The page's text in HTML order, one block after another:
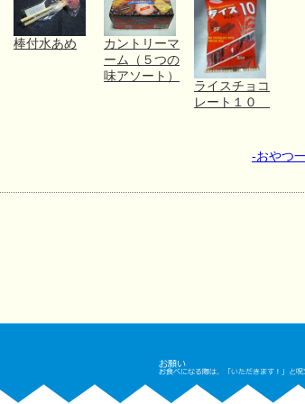
棒付水あめ
カントリーマ
ーム（５つの
味アソート）
ライスチョコ
レート１０
-おやつ